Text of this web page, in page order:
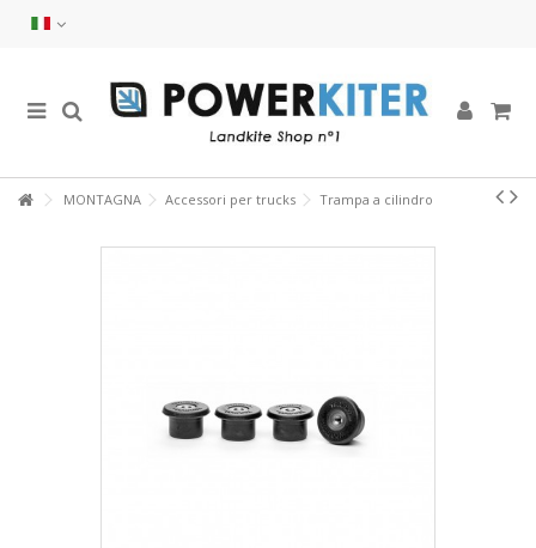
MONTAGNA Accessori per trucks Trampa a cilindro